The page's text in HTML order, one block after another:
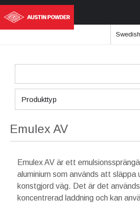
Swedish
Produkttyp
Emulex AV
Emulex AV är ett
aluminium som används att släppa
konstgjord väg. Det är det
koncentrerad laddning och kan